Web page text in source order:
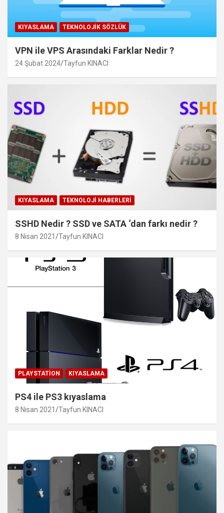
KIYASLAMA TEKNOLOJIK SÖZLÜK
VPN ile VPS Arasındaki Farklar Nedir ?
24 Şubat 2024 Tayfun KINACI
KIYASLAMA TEKNOLOJI HABERLERI
SSHD Nedir ? SSD ve SATA ‘dan farkı nedir ?
8 Nisan 2021 Tayfun KINACI
PLAYSTATION KIYASLAMA
PS4 ile PS3 kıyaslama
8 Nisan 2021 Tayfun KINACI